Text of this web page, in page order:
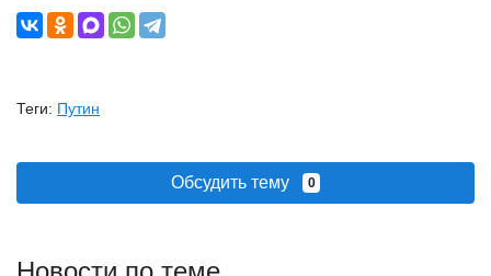
Теги: Путин
Обсудить тему 0